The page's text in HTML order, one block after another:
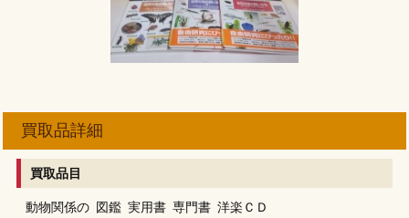
買取品詳細
買取品目
動物関係の 図鑑 実用書 専門書 洋楽ＣＤ